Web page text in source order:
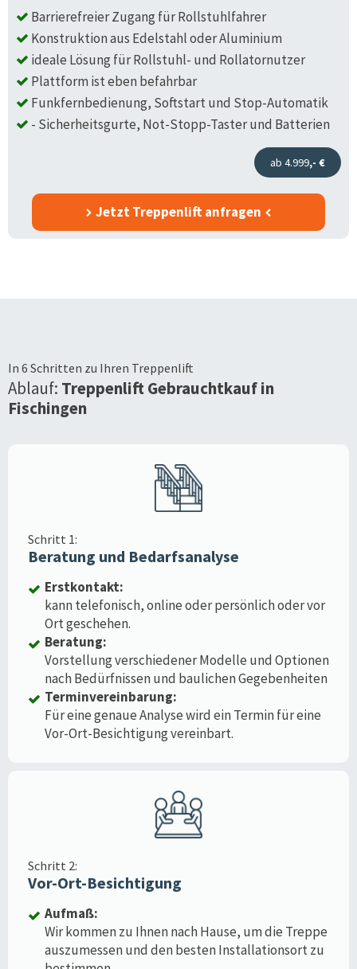
Barrierefreier Zugang für Rollstuhlfahrer
Konstruktion aus Edelstahl oder Aluminium
ideale Lösung für Rollstuhl- und Rollatornutzer
Plattform ist eben befahrbar
Funkfernbedienung, Softstart und Stop-Automatik
- Sicherheitsgurte, Not-Stopp-Taster und Batterien
ab 4.999,- €
Jetzt Treppenlift anfragen
In 6 Schritten zu Ihren Treppenlift
Ablauf: Treppenlift Gebrauchtkauf in
Fischingen
Schritt 1:
Beratung und Bedarfsanalyse
Erstkontakt:
kann telefonisch, online oder persönlich oder vor
Ort geschehen.
Beratung:
Vorstellung verschiedener Modelle und Optionen
nach Bedürfnissen und baulichen Gegebenheiten
Terminvereinbarung:
Für eine genaue Analyse wird ein Termin für eine
Vor-Ort-Besichtigung vereinbart.
Schritt 2:
Vor-Ort-Besichtigung
Aufmaß:
Wir kommen zu Ihnen nach Hause, um die Treppe
auszumessen und den besten Installationsort zu